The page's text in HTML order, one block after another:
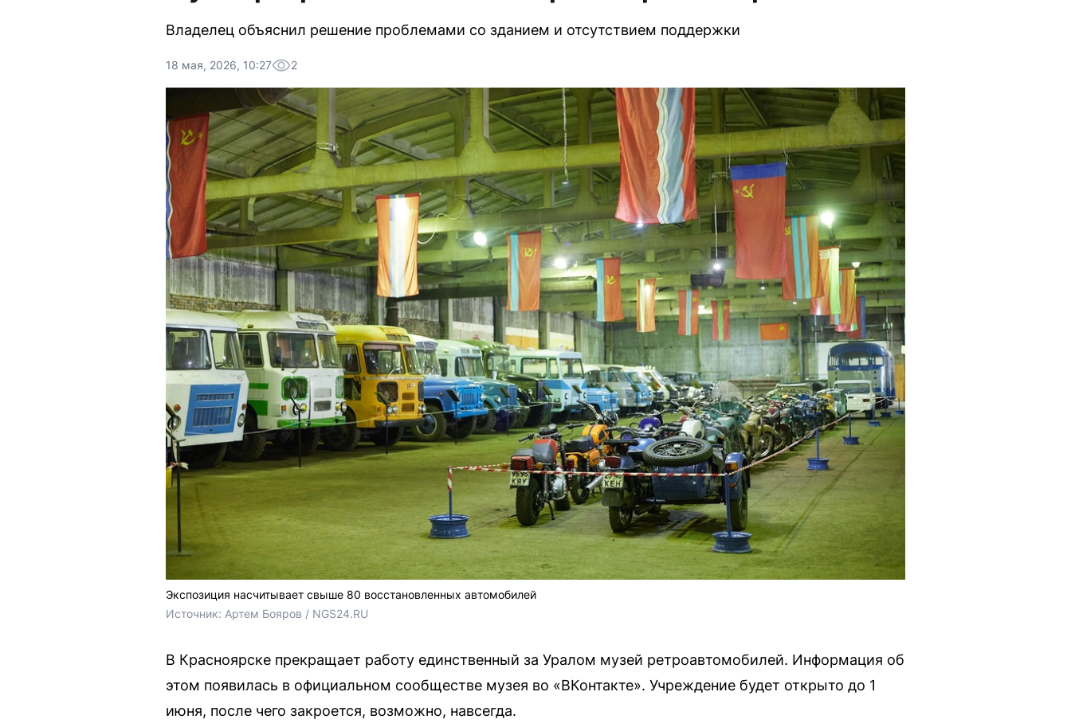
Владелец объяснил решение проблемами со зданием и отсутствием поддержки
18 мая, 2026, 10:27 2
Экспозиция насчитывает свыше 80 восстановленных автомобилей
Источник: Артем Бояров / NGS24.RU
В Красноярске прекращает работу единственный за Уралом музей ретроавтомобилей. Информация об
этом появилась в официальном сообществе музея во «ВКонтакте». Учреждение будет открыто до 1
июня, после чего закроется, возможно, навсегда.